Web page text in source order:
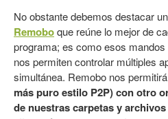
No obstante debemos destacar
Remoboque reúne lo mejor de
programa; es como esos
nos permiten controlar múltiples
simultánea. Remobo nos permitirá
más puro estilo P2P) con otro
de nuestras carpetas y